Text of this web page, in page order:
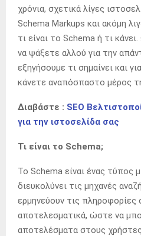
χρόνια, σχετικά λίγες
Schema Markups και ακόμη
τι είναι το Schema ή τι
να ψάξετε αλλού για την
εξηγήσουμε τι σημαίνει και
κάνετε αναπόσπαστο μέρος
Διαβάστε : SEO
για την ιστοσελίδα σας
Τι είναι το Schema;
Το Schema είναι ένας τύπος
διευκολύνει τις μηχανές
ερμηνεύουν τις πληροφορίες
αποτελεσματικά, ώστε να
αποτελέσματα στους